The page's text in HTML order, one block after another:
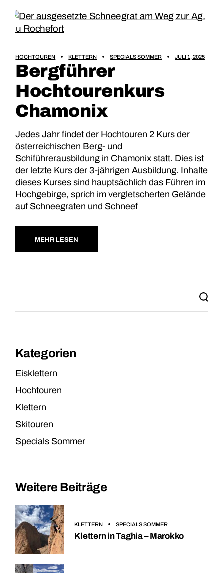
HOCHTOUREN KLETTERN SPECIALS SOMMER JULI 1, 2025
Bergführer
Hochtourenkurs
Chamonix
Jedes Jahr findet der Hochtouren 2 Kurs der
österreichischen Berg- und
Schiführerausbildung in Chamonix statt. Dies ist
der letzte Kurs der 3-jährigen Ausbildung. Inhalte
dieses Kurses sind hauptsächlich das Führen im
Hochgebirge, sprich im vergletscherten Gelände
auf Schneegraten und Schneef
MEHR LESEN
Kategorien
Eisklettern
Hochtouren
Klettern
Skitouren
Specials Sommer
Weitere Beiträge
KLETTERN SPECIALS SOMMER
Klettern in Taghia – Marokko